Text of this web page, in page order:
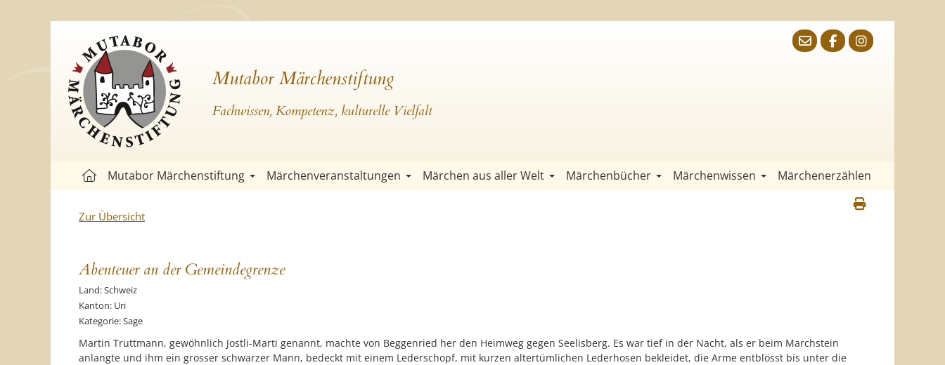
Mutabor Märchenstiftung
Fachwissen, Kompetenz, kulturelle Vielfalt
Mutabor Märchenstiftung Märchenveranstaltungen Märchen aus aller Welt Märchenbücher Märchenwissen Märchenerzählen
Zur Übersicht
Abenteuer an der Gemeindegrenze
Land: Schweiz
Kanton: Uri
Kategorie: Sage
Martin Truttmann, gewöhnlich Jostli-Marti genannt, machte von Beggenried her den Heimweg gegen Seelisberg. Es war tief in der Nacht, als er beim Marchstein
anlangte und ihm ein grosser schwarzer Mann, bedeckt mit einem Lederschopf, mit kurzen altertümlichen Lederhosen bekleidet, die Arme entblösst bis unter die